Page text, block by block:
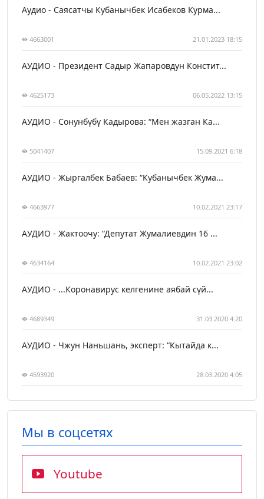
Аудио - Саясатчы Кубанычбек Исабеков Курма...
4663001 21.01.2023 18:15
АУДИО - Президент Садыр Жапаровдун Констит...
4625173 06.05.2022 13:15
АУДИО - Сонунбүбү Кадырова: “Мен жазган Ка...
5041407 15.09.2021 6:18
АУДИО - Жыргалбек Бабаев: “Кубанычбек Жума...
4663977 10.02.2021 23:17
АУДИО - Жактоочу: “Депутат Жумалиевдин 16 ...
4634164 10.02.2021 23:02
АУДИО - ...Коронавирус келгенине аябай сүй...
4689349 31.03.2020 4:20
АУДИО - Чжун Наньшань, эксперт: “Кытайда к...
4593920 28.03.2020 4:05
Мы в соцсетях
Youtube